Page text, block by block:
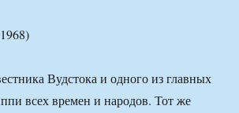
Вудстока и одного из главных
всех времен и народов. Тот же